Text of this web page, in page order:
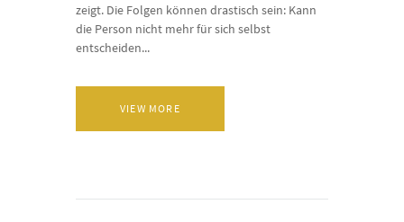
zeigt. Die Folgen können drastisch sein: Kann
die Person nicht mehr für sich selbst
entscheiden...
VIEW MORE